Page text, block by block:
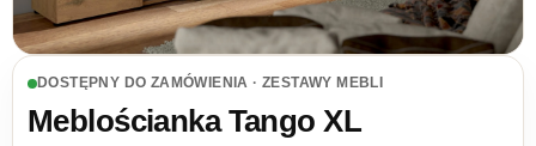
DOSTĘPNY DO ZAMÓWIENIA · ZESTAWY MEBLI
Meblościanka Tango XL